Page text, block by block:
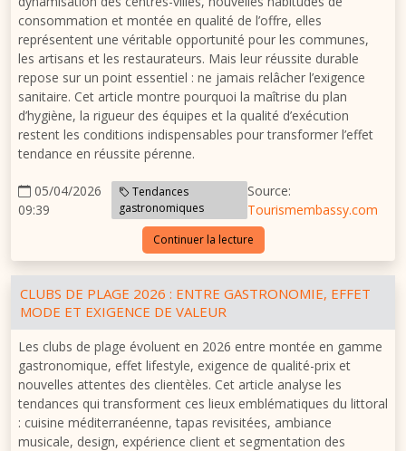
consommation et montée en qualité de l’offre, elles
représentent une véritable opportunité pour les communes,
les artisans et les restaurateurs. Mais leur réussite durable
repose sur un point essentiel : ne jamais relâcher l’exigence
sanitaire. Cet article montre pourquoi la maîtrise du plan
d’hygiène, la rigueur des équipes et la qualité d’exécution
restent les conditions indispensables pour transformer l’effet
tendance en réussite pérenne.
05/04/2026
09:39
Tendances
gastronomiques
Source:
Tourismembassy.com
Continuer la lecture
CLUBS DE PLAGE 2026 : ENTRE GASTRONOMIE, EFFET
MODE ET EXIGENCE DE VALEUR
Les clubs de plage évoluent en 2026 entre montée en gamme
gastronomique, effet lifestyle, exigence de qualité-prix et
nouvelles attentes des clientèles. Cet article analyse les
tendances qui transforment ces lieux emblématiques du littoral
: cuisine méditerranéenne, tapas revisitées, ambiance
musicale, design, expérience client et segmentation des